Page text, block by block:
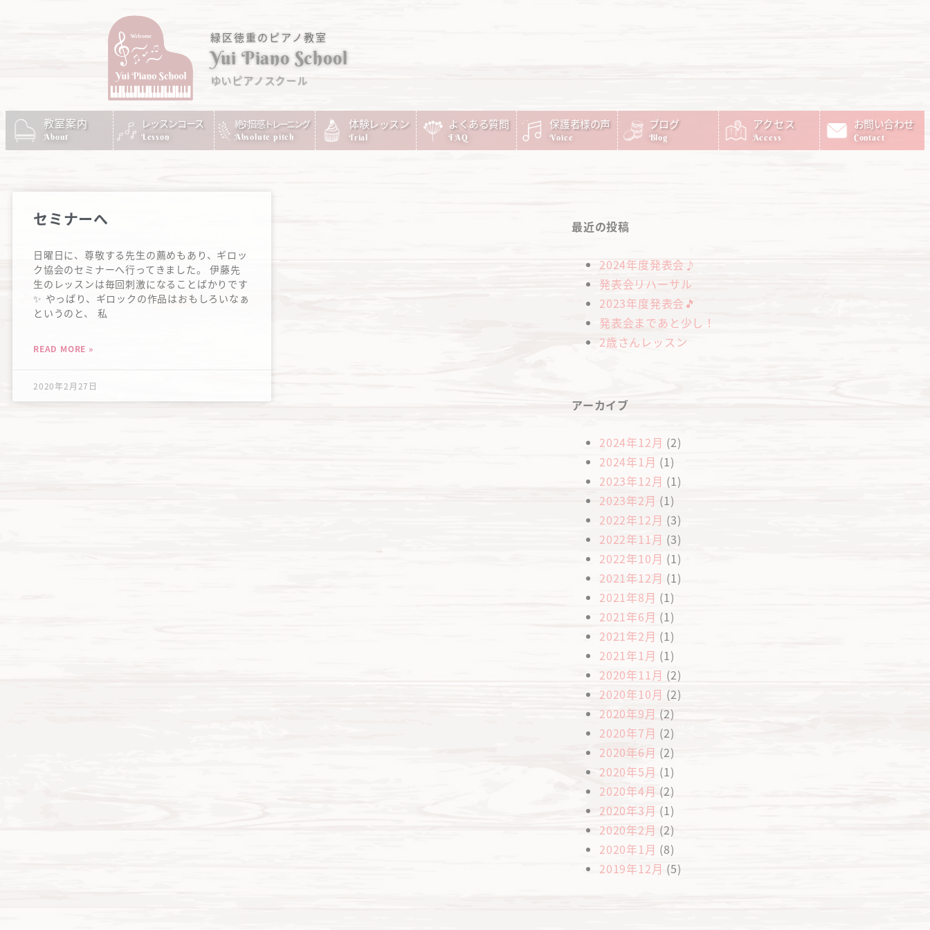
緑区徳重のピアノ教室
Yui Piano School
ゆいピアノスクール
教室案内
About
レッスンコース
Lesson
絶対音感トレーニング
Absolute pitch
体験レッスン
Trial
よくある質問
FAQ
保護者様の声
Voice
ブログ
Blog
アクセス
Access
お問い合わせ
Contact
セミナーへ
日曜日に、尊敬する先生の薦めもあり、ギロッ
ク協会のセミナーへ行ってきました。 伊藤先
生のレッスンは毎回刺激になることばかりです
✨ やっぱり、ギロックの作品はおもしろいなぁ
というのと、 私
READ MORE »
2020年2月27日
最近の投稿
2024年度発表会♪
発表会リハーサル
2023年度発表会🎵
発表会まであと少し！
2歳さんレッスン
アーカイブ
2024年12月 (2)
2024年1月 (1)
2023年12月 (1)
2023年2月 (1)
2022年12月 (3)
2022年11月 (3)
2022年10月 (1)
2021年12月 (1)
2021年8月 (1)
2021年6月 (1)
2021年2月 (1)
2021年1月 (1)
2020年11月 (2)
2020年10月 (2)
2020年9月 (2)
2020年7月 (2)
2020年6月 (2)
2020年5月 (1)
2020年4月 (2)
2020年3月 (1)
2020年2月 (2)
2020年1月 (8)
2019年12月 (5)